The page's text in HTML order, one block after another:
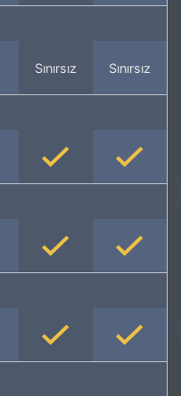
Sınırsız Sınırsız